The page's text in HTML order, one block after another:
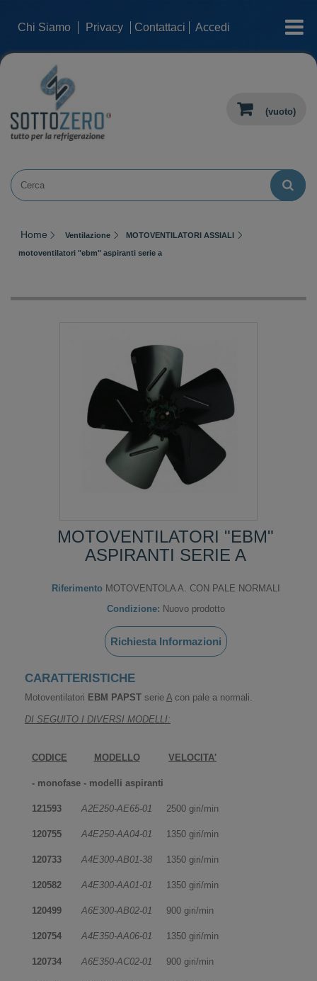
Chi Siamo Privacy Contattaci Accedi categorie
(vuoto)
Home Ventilazione MOTOVENTILATORI ASSIALI
motoventilatori "ebm" aspiranti serie a
MOTOVENTILATORI "EBM"
ASPIRANTI SERIE A
Riferimento MOTOVENTOLA A. CON PALE NORMALI
Condizione: Nuovo prodotto
Richiesta Informazioni
CARATTERISTICHE
Motoventilatori EBM PAPST serie A con pale a normali.
DI SEGUITO I DIVERSI MODELLI:
CODICE MODELLO VELOCITA'
- monofase - modelli aspiranti
121593 A2E250-AE65-01 2500 giri/min
120755 A4E250-AA04-01 1350 giri/min
120733 A4E300-AB01-38 1350 giri/min
120582 A4E300-AA01-01 1350 giri/min
120499 A6E300-AB02-01 900 giri/min
120754 A4E350-AA06-01 1350 giri/min
120734 A6E350-AC02-01 900 giri/min